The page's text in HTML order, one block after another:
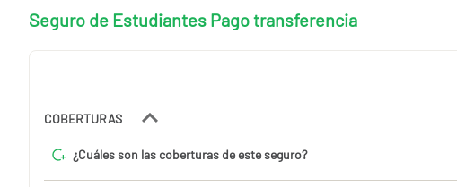
Seguro de Estudiantes Pago transferencia
COBERTURAS
¿Cuáles son las coberturas de este seguro?